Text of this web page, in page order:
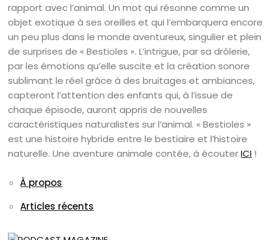
rapport avec l’animal. Un mot qui résonne comme un
objet exotique à ses oreilles et qui l’embarquera encore
un peu plus dans le monde aventureux, singulier et plein
de surprises de « Bestioles ». L’intrigue, par sa drôlerie,
par les émotions qu’elle suscite et la création sonore
sublimant le réel grâce à des bruitages et ambiances,
capteront l’attention des enfants qui, à l’issue de
chaque épisode, auront appris de nouvelles
caractéristiques naturalistes sur l’animal. « Bestioles »
est une histoire hybride entre le bestiaire et l’histoire
naturelle. Une aventure animale contée, à écouterICI !
À propos
Articles récents